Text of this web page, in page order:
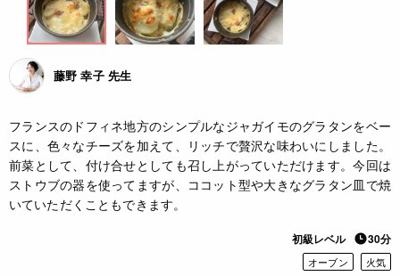
藤野 幸子 先生
フランスのドフィネ地方のシンプルなジャガイモのグラタンをベー
スに、色々なチーズを加えて、リッチで贅沢な味わいにしました。
前菜として、付け合せとしても召し上がっていただけます。今回は
ストウブの器を使ってますが、ココット型や大きなグラタン皿で焼
いていただくこともできます。
初級レベル 30分
オーブン 火気